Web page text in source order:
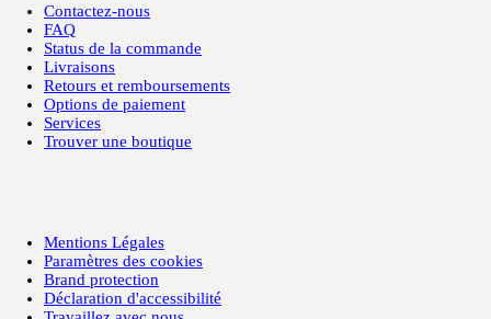
Contactez-nous
FAQ
Status de la commande
Livraisons
Retours et remboursements
Options de paiement
Services
Trouver une boutique
Mentions Légales
Paramètres des cookies
Brand protection
Déclaration d'accessibilité